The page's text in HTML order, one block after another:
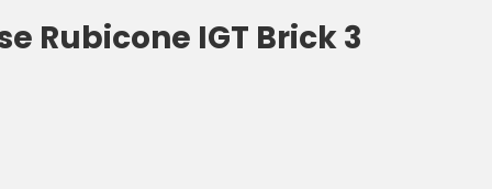
Rubicone IGT Brick 3